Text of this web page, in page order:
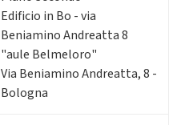
Edificio in Bo - via
Beniamino Andreatta 8
"aule Belmeloro"
Via Beniamino Andreatta, 8 -
Bologna